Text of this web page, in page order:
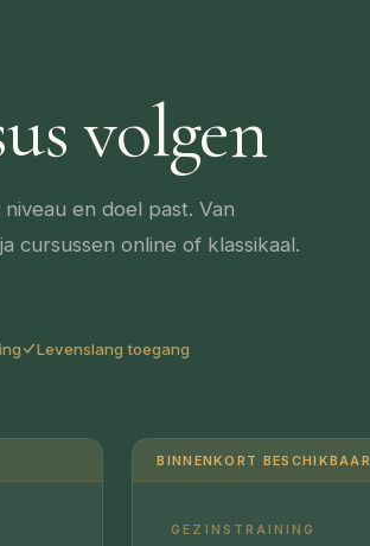
volgen
en doel past. Van
cursussen online of klassikaal.
Levenslang toegang
BINNENKORT BESCHIKBAAR
GEZINSTRAINING